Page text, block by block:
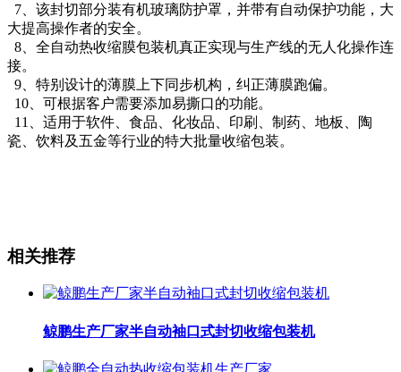
7、该封切部分装有机玻璃防护罩，并带有自动保护功能，大
大提高操作者的安全。
8、全自动热收缩膜包装机真正实现与生产线的无人化操作连
接。
9、特别设计的薄膜上下同步机构，纠正薄膜跑偏。
10、可根据客户需要添加易撕口的功能。
11、适用于软件、食品、化妆品、印刷、制药、地板、陶
瓷、饮料及五金等行业的特大批量收缩包装。
相关推荐
鲸鹏生产厂家半自动袖口式封切收缩包装机